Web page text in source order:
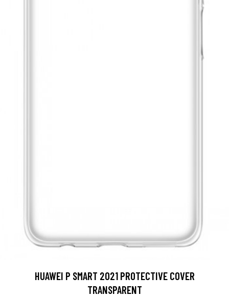
HUAWEI P SMART 2021 PROTECTIVE COVER
TRANSPARENT